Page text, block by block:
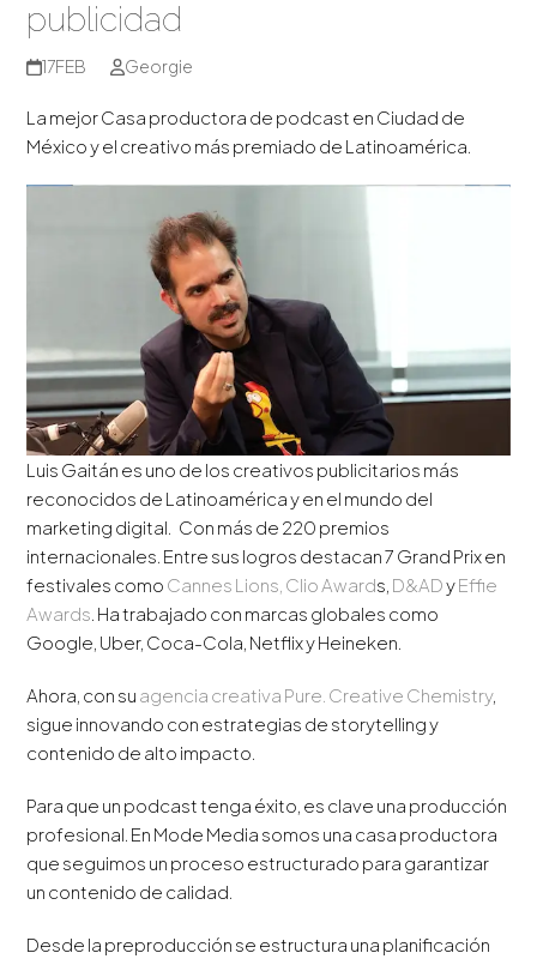
publicidad
17FEB Georgie
La mejor Casa productora de podcast en Ciudad de
México y el creativo más premiado de Latinoamérica.
Luis Gaitán es uno de los creativos publicitarios más
reconocidos de Latinoamérica y en el mundo del
marketing digital. Con más de 220 premios
internacionales. Entre sus logros destacan 7 Grand Prix en
festivales como Cannes Lions, Clio Awards, D&ADyEffie
Awards . Ha trabajado con marcas globales como
Google, Uber, Coca-Cola, Netflix y Heineken.
Ahora, con su agencia creativa Pure. Creative Chemistry,
sigue innovando con estrategias de storytelling y
contenido de alto impacto.
Para que un podcast tenga éxito, es clave una producción
profesional. En Mode Media somos una casa productora
que seguimos un proceso estructurado para garantizar
un contenido de calidad.
Desde la preproducción se estructura una planificación